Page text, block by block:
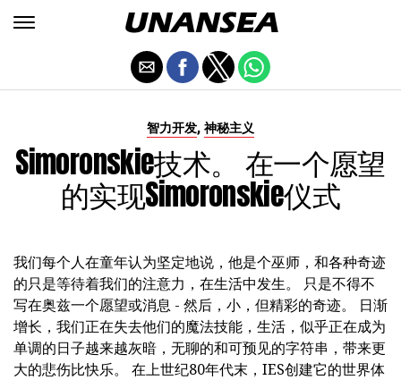
智力开发, 神秘主义
Simoronskie技术。 在一个愿望
的实现Simoronskie仪式
我们每个人在童年认为坚定地说，他是个巫师，和各种奇迹
的只是等待着我们的注意力，在生活中发生。 只是不得不
写在奥兹一个愿望或消息 - 然后，小，但精彩的奇迹。 日渐
增长，我们正在失去他们的魔法技能，生活，似乎正在成为
单调的日子越来越灰暗，无聊的和可预见的字符串，带来更
大的悲伤比快乐。 在上世纪80年代末，IES创建它的世界体